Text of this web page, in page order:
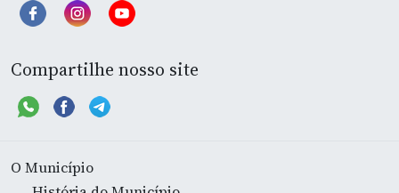
Compartilhe nosso site
O Município